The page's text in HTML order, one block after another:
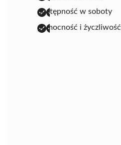
dostępność w soboty
pomocność i życzliwość